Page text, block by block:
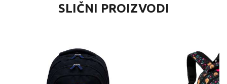
SLIČNI PROIZVODI